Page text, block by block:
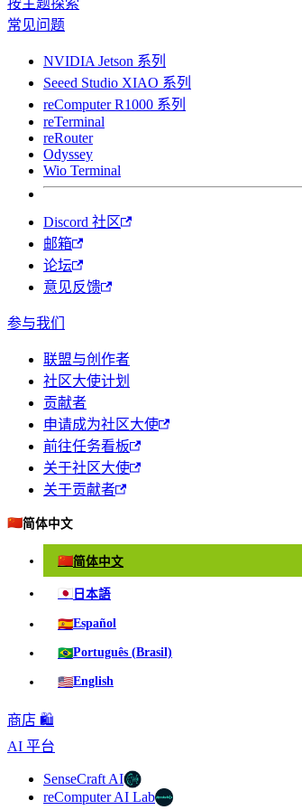
按主题探索
常见问题
NVIDIA Jetson 系列
Seeed Studio XIAO 系列
reComputer R1000 系列
reTerminal
reRouter
Odyssey
Wio Terminal
Discord 社区
邮箱
论坛
意见反馈
参与我们
联盟与创作者
社区大使计划
贡献者
申请成为社区大使
前往任务看板
关于社区大使
关于贡献者
🇨🇳简体中文
🇨🇳简体中文
🇯🇵 日本語
🇪🇸Español
🇧🇷Português (Brasil)
🇺🇸English
商店 🛍️
AI 平台
SenseCraft AI
reComputer AI Lab